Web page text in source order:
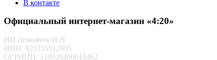
В контакте
Официальный интернет-магазин «4:20»
ИП Демьянов И.Н.
ИНН: 920355512895
ОГРНИП: 319920400018462